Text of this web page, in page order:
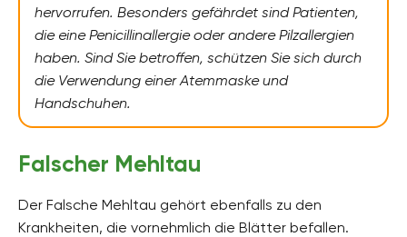
hervorrufen. Besonders gefährdet sind Patienten,
die eine Penicillinallergie oder andere Pilzallergien
haben. Sind Sie betroffen, schützen Sie sich durch
die Verwendung einer Atemmaske und
Handschuhen.
Falscher Mehltau
Der Falsche Mehltau gehört ebenfalls zu den
Krankheiten, die vornehmlich die Blätter befallen.